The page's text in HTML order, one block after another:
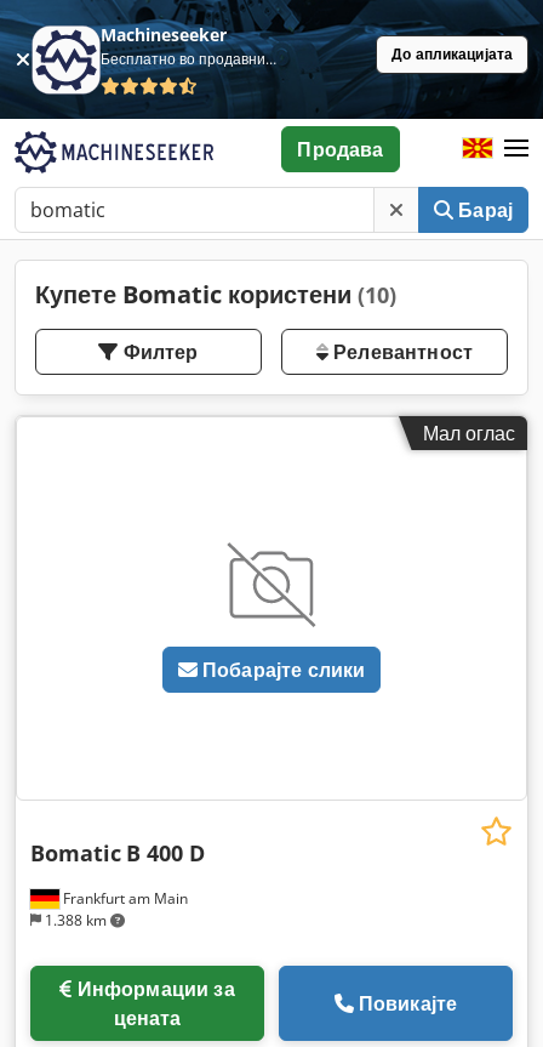
Machineseeker
Бесплатно во продавница До апликацијата
Барај
Продава
Купете Bomatic користени (10)
Филтер Релевантност
Мал оглас
Побарајте слики
Frankfurt am Main
1.388 km
Bomatic B 400 D
цената
Повикајте